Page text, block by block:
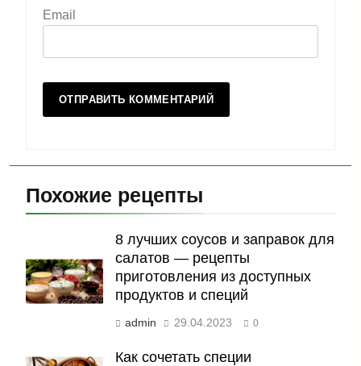
Email
Похожие рецепты
8 лучших соусов и заправок для
салатов — рецепты
приготовления из доступных
продуктов и специй
admin 29.04.2023 0
Как сочетать специи